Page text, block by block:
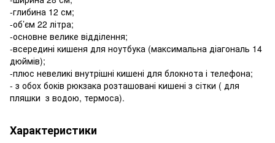
-глибина 12 см;
-об’єм 22 літра;
-основне велике відділення;
-всередині кишеня для ноутбука (максимальна діагональ 14
дюймів);
-плюс невеликі внутрішні кишені для блокнота і телефона;
- з обох боків рюкзака розташовані кишені з сітки ( для
пляшки з водою, термоса).
Характеристики